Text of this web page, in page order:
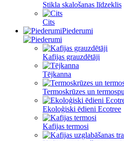
Stikla skalošanas līdzeklis
Cits
Piederumi
Kafijas grauzdētāji
Tējkanna
Termoskrūzes un
Ekoloģiski ēdieni Ecotree
Kafijas termosi